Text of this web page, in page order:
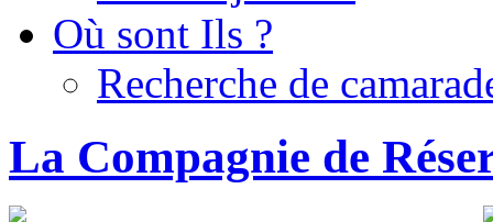
Où sont Ils ?
Recherche de
La Compagnie de